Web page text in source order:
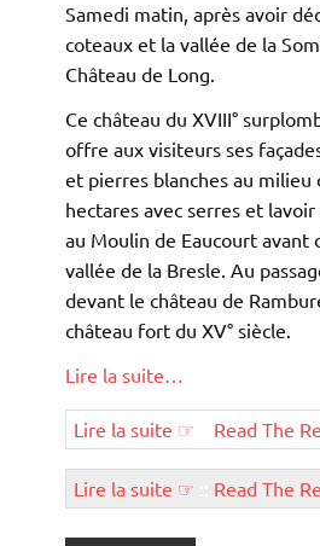
Samedi matin, après avoir
coteaux et la vallée de la
Château de Long.
Ce château du XVIII°
offre aux visiteurs ses
et pierres blanches au milieu
hectares avec serres et
au Moulin de Eaucourt avant
vallée de la Bresle. Au
devant le château de
château fort du XV° siècle.
Lire la suite…
Lire la suite ☞ Read The
Lire la suite ☞ Read The